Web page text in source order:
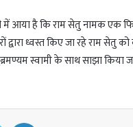
आया है कि राम सेतु नामक एक
द्वारा ध्वस्त किए जा रहे राम
स्वामी के साथ साझा